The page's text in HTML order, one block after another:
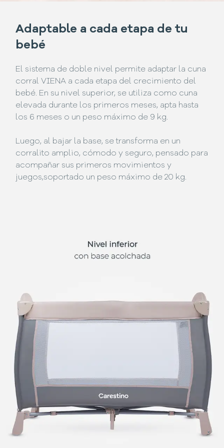
Adaptable a cada etapa de tu
bebé
El sistema de doble nivel permite adaptar la cuna
corral VIENA a cada etapa del crecimiento del
bebé. En su nivel superior, se utiliza como cuna
elevada durante los primeros meses, apta hasta
los 6 meses o un peso máximo de 9 kg.
Luego, al bajar la base, se transforma en un
corralito amplio, cómodo y seguro, pensado para
acompañar sus primeros movimientos y
juegos,soportado un peso máximo de 20 kg.